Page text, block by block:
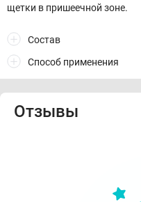
щетки в пришеечной зоне.
Состав
Способ применения
Отзывы